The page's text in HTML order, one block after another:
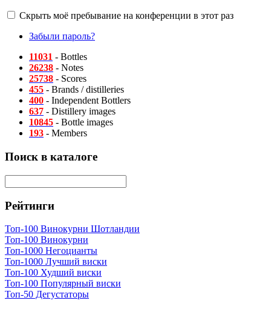
Скрыть моё пребывание на конференции в этот раз
Забыли пароль?
11031 - Bottles
26238 - Notes
25738 - Scores
455 - Brands / distilleries
400 - Independent Bottlers
637 - Distillery images
10845 - Bottle images
193 - Members
Поиск в каталоге
Рейтинги
Топ-100 Винокурни Шотландии
Топ-100 Винокурни
Топ-1000 Негоцианты
Топ-1000 Лучший виски
Топ-100 Худший виски
Топ-100 Популярный виски
Топ-50 Дегустаторы